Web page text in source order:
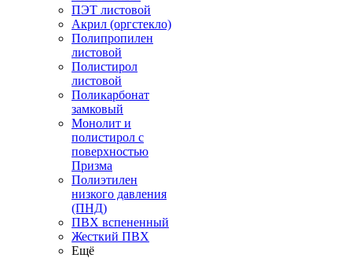
ПЭТ листовой
Акрил (оргстекло)
Полипропилен
листовой
Полистирол
листовой
Поликарбонат
замковый
Монолит и
полистирол с
поверхностью
Призма
Полиэтилен
низкого давления
(ПНД)
ПВХ вспененный
Жесткий ПВХ
Ещё